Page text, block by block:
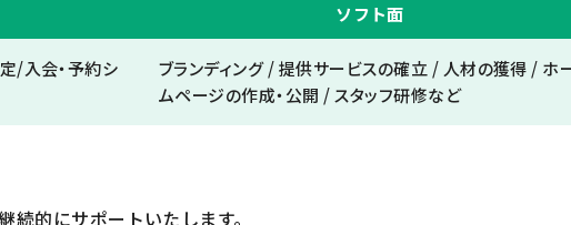
/入会・予約シ
ソフト面
ブランディング / 提供サービスの確立 / 人材の獲得 / ホ
ムページの作成・公開 / スタッフ研修など
的にサポートいたします。